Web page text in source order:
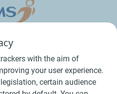
with the aim of
your user experience.
certain audience